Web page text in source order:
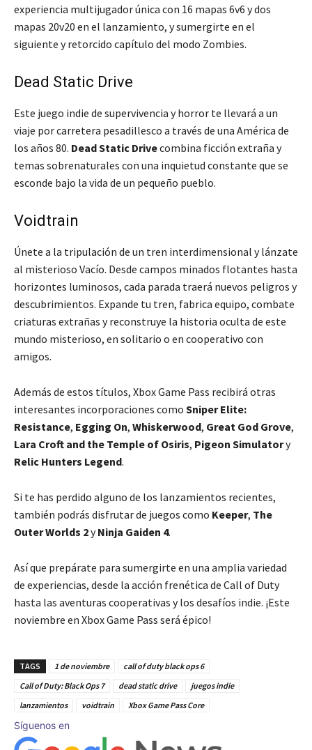
experiencia multijugador única con 16 mapas 6v6 y dos
mapas 20v20 en el lanzamiento, y sumergirte en el
siguiente y retorcido capítulo del modo Zombies.
Dead Static Drive
Este juego indie de supervivencia y horror te llevará a un
viaje por carretera pesadillesco a través de una América de
los años 80. Dead Static Drivecombina ficción extraña y
temas sobrenaturales con una inquietud constante que se
esconde bajo la vida de un pequeño pueblo.
Voidtrain
Únete a la tripulación de un tren interdimensional y lánzate
al misterioso Vacío. Desde campos minados flotantes hasta
horizontes luminosos, cada parada traerá nuevos peligros y
descubrimientos. Expande tu tren, fabrica equipo, combate
criaturas extrañas y reconstruye la historia oculta de este
mundo misterioso, en solitario o en cooperativo con
amigos.
Además de estos títulos, Xbox Game Pass recibirá otras
interesantes incorporaciones como Sniper Elite:
Resistance, Egging On, Whiskerwood, Great God Grove,
Lara Croft and the Temple of Osiris, Pigeon Simulatory
Relic Hunters Legend.
Si te has perdido alguno de los lanzamientos recientes,
también podrás disfrutar de juegos como Keeper, The
Outer Worlds 2yNinja Gaiden 4.
Así que prepárate para sumergirte en una amplia variedad
de experiencias, desde la acción frenética de Call of Duty
hasta las aventuras cooperativas y los desafíos indie. ¡Este
noviembre en Xbox Game Pass será épico!
TAGS 1 de noviembre
call of duty black ops 6
Call of Duty: Black Ops 7
dead static drive
juegos indie
lanzamientos
voidtrain Xbox Game Pass Core
Síguenos en